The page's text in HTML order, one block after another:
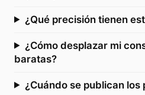
¿Qué precisión tienen
¿Cómo desplazar mi
baratas?
¿Cuándo se publican los